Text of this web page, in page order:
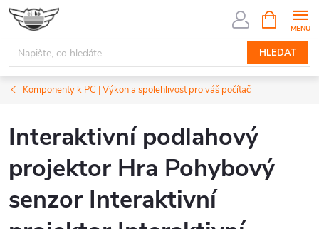
Přejít
obsah
HLEDAT
NÁKUPNÍ
KOŠÍK
Komponenty k PC | Výkon a spolehlivost pro váš počítač
Interaktivní podlahový
projektor Hra Pohybový
senzor Interaktivní